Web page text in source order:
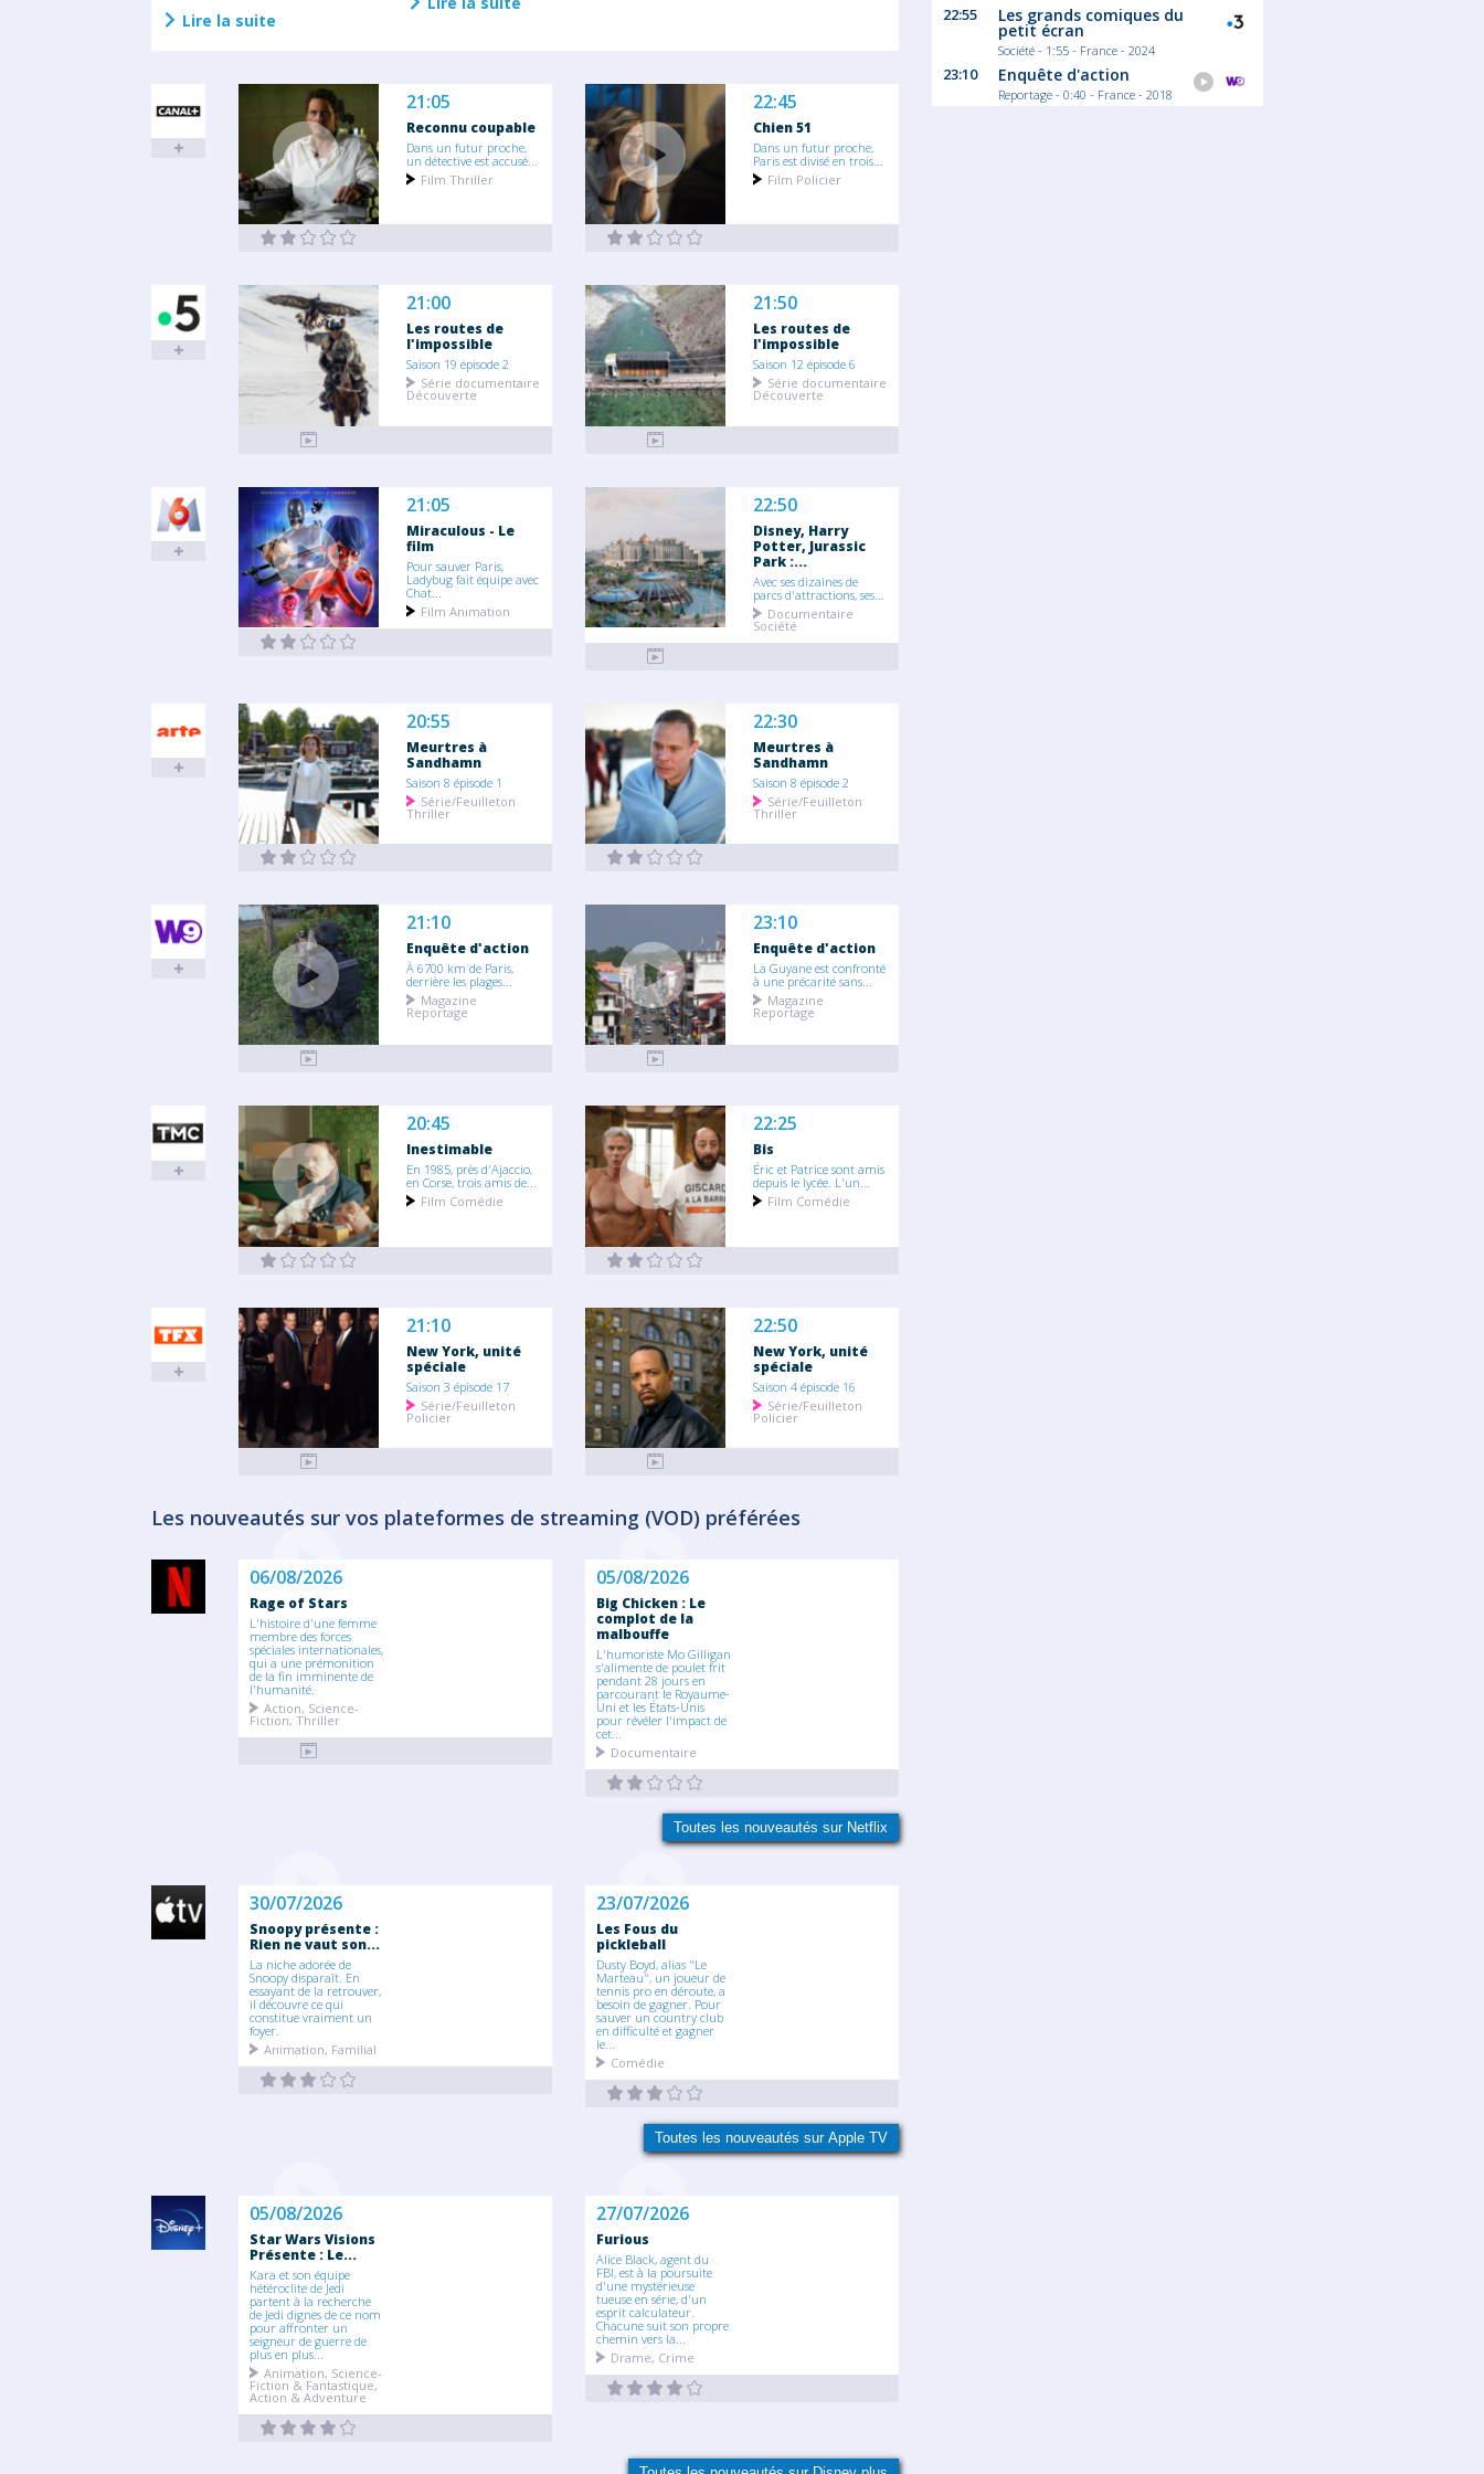
Lire la suite
21:05
Reconnu coupable
Dans un futur proche,
un détective est accusé...
Film Thriller
22:45
Chien 51
Dans un futur proche,
Paris est divisé en trois...
Film Policier
21:00
Les routes de
l'impossible
Saison 19 épisode 2
Série documentaire
Découverte
21:50
Les routes de
l'impossible
Saison 12 épisode 6
Série documentaire
Découverte
21:05
Miraculous - Le
film
Pour sauver Paris,
Ladybug fait équipe avec
Chat...
Film Animation
22:50
Disney, Harry
Potter, Jurassic
Park :...
Avec ses dizaines de
parcs d'attractions, ses...
Documentaire
Société
20:55
Meurtres à
Sandhamn
Saison 8 épisode 1
Série/Feuilleton
Thriller
22:30
Meurtres à
Sandhamn
Saison 8 épisode 2
Série/Feuilleton
Thriller
21:10
Enquête d'action
À 6700 km de Paris,
derrière les plages...
Magazine
Reportage
23:10
Enquête d'action
La Guyane est confronté
à une précarité sans...
Magazine
Reportage
20:45
Inestimable
En 1985, près d'Ajaccio,
en Corse, trois amis de...
Film Comédie
22:25
Bis
Éric et Patrice sont amis
depuis le lycée. L'un...
Film Comédie
21:10
New York, unité
spéciale
Saison 3 épisode 17
Série/Feuilleton
Policier
22:50
New York, unité
spéciale
Saison 4 épisode 16
Série/Feuilleton
Policier
Les nouveautés sur vos plateformes de streaming (VOD) préférées
06/08/2026
Rage of Stars
L'histoire d'une femme
membre des forces
spéciales internationales,
qui a une prémonition
de la fin imminente de
l'humanité.
Action, Science-
Fiction, Thriller
05/08/2026
Big Chicken : Le
complot de la
malbouffe
L'humoriste Mo Gilligan
s'alimente de poulet frit
pendant 28 jours en
parcourant le Royaume-
Uni et les États-Unis
pour révéler l'impact de
cet...
Documentaire
Toutes les nouveautés sur Netflix
30/07/2026
Snoopy présente :
Rien ne vaut son...
La niche adorée de
Snoopy disparaît. En
essayant de la retrouver,
il découvre ce qui
constitue vraiment un
foyer.
Animation, Familial
23/07/2026
Les Fous du
pickleball
Dusty Boyd, alias "Le
Marteau", un joueur de
tennis pro en déroute, a
besoin de gagner. Pour
sauver un country club
en difficulté et gagner
le...
Comédie
Toutes les nouveautés sur Apple TV
05/08/2026
Star Wars Visions
Présente : Le...
Kara et son équipe
hétéroclite de Jedi
partent à la recherche
de Jedi dignes de ce nom
pour affronter un
seigneur de guerre de
plus en plus...
Animation, Science-
Fiction & Fantastique,
Action & Adventure
27/07/2026
Furious
Alice Black, agent du
FBI, est à la poursuite
d'une mystérieuse
tueuse en série, d'un
esprit calculateur.
Chacune suit son propre
chemin vers la...
Drame, Crime
22:55 Les grands comiques du
petit écran
Société - 1:55 - France - 2024
23:10 Enquête d'action
Reportage - 0:40 - France - 2018